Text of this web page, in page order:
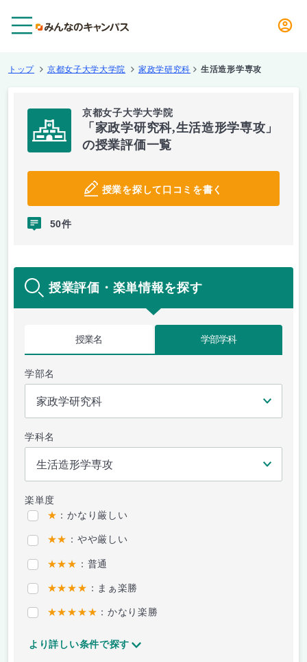
トップ 京都女子大学大学院 家政学研究科 生活造形学専攻
京都女子大学大学院
「家政学研究科,生活造形学専攻」
の授業評価一覧
授業を探して口コミを書く
50件
授業評価・楽単情報を探す
授業名 学部学科
学部名
学科名
楽単度
★ ：かなり厳しい
★★ ：やや厳しい
★★★ ：普通
★★★★ ：まぁ楽勝
★★★★★ ：かなり楽勝
より詳しい条件で探す